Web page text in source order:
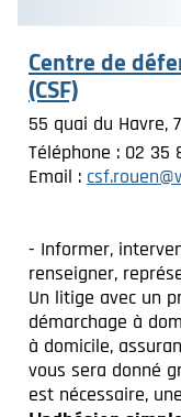
Centre de
(CSF)
55 quai du Havre,
Téléphone : 02 35
Email :
- Informer,
renseigner,
Un litige avec un
démarchage à
à domicile,
vous sera donné
est nécessaire,